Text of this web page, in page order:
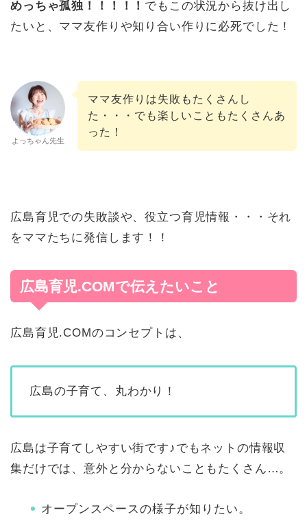
めっちゃ孤独！！！！！ でもこの状況から抜け出し
たいと、ママ友作りや知り合い作りに必死でした！
よっちゃん先生
ママ友作りは失敗もたくさんし
た・・・でも楽しいこともたくさんあ
った！
広島育児での失敗談や、役立つ育児情報・・・それ
をママたちに発信します！！
広島育児.COMで伝えたいこと
広島育児.COMのコンセプトは、
広島の子育て、丸わかり！
広島は子育てしやすい街です♪でもネットの情報収
集だけでは、意外と分からないこともたくさん…。
オープンスペースの様子が知りたい。